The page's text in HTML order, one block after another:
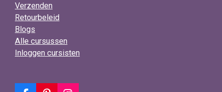
Verzenden
Retourbeleid
Blogs
Alle cursussen
Inloggen cursisten